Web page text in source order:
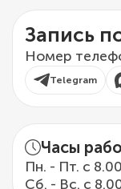
Запись
Номер
Telegram
Часы
Пн. - Пт. с
Сб. - Вс. с